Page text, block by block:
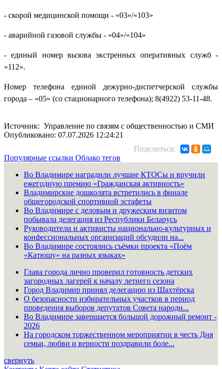
- скорой медицинской помощи - «03»/«103»
- аварийной газовой службы - «04»/«104»
- единый номер вызова экстренных оперативных служб -
«112».
Номер телефона единой дежурно-диспетчерской службы
города – «05» (со стационарного телефона); 8(4922) 53-11-48.
Источник: Управление по связям с общественностью и СМИ
Опубликовано: 07.07.2026 12:24:21
Поделиться:
Популярные ссылки Облако тегов
Во Владимире наградили лучшие КТОСы и вручили
ежегодную премию «Гражданская активность»
Владимирские дошколята встретились в финале
общегородской спортивной эстафеты
Во Владимире с деловым и дружеским визитом
побывала делегация из Республики Беларусь
Руководители и активисты национально-культурных и
конфессиональных организаций обсудили на...
Во Владимире состоялись съёмки проекта «Поём
«Катюшу» на разных языках»
Глава города лично проверил готовность детских
загородных лагерей к началу летнего сезона
Город Владимир принял делегацию из Шахтёрска
О безопасности избирательных участков в период
проведения выборов депутатов Совета народн...
Во Владимире завершается большой дорожный ремонт -
2026
На городском торжественном мероприятии в честь Дня
семьи, любви и верности поздравили боле...
свернуть